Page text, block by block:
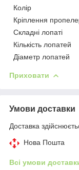
Колір
Кріплення
Складні лопаті
Кількість лопатей
Діаметр лопатей
Приховати
Умови доставки
Доставка
Нова Пошта
Всі умови